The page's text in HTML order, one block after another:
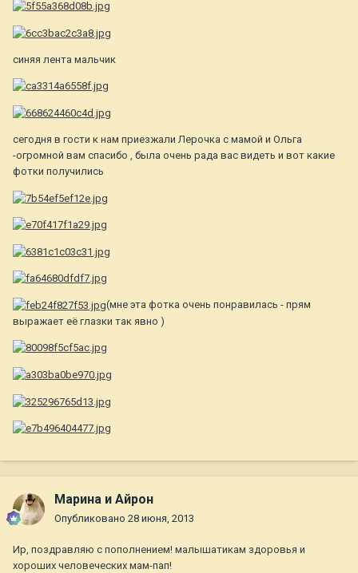
синяя лента мальчик
сегодня в гости к нам приезжали Лерочка с мамой и Ольга
-огромной вам спасибо , была очень рада вас видеть и вот какие
фотки получились
(мне эта фотка очень понравилась - прям
выражает её глазки так явно )
Марина и Айрон
Опубликовано 28 июня, 2013
Ир, поздравляю с пополнением! малышатикам здоровья и
хороших человеческих мам-пап!